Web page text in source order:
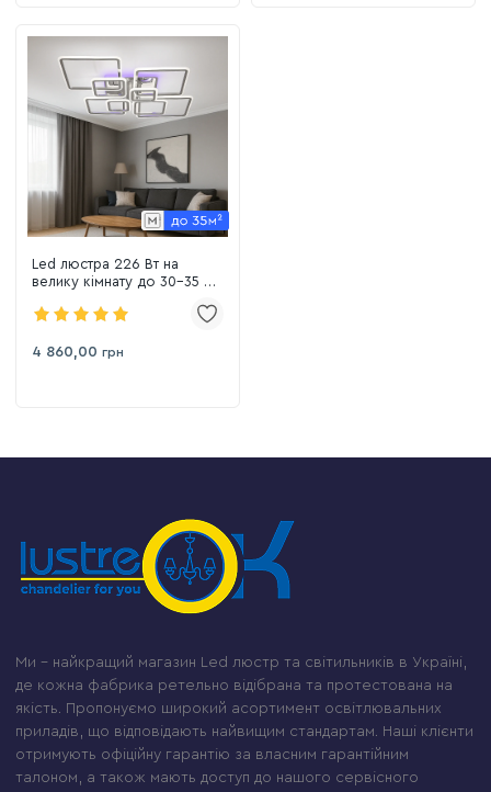
Led люстра 226 Вт на
велику кімнату до 30-35 м²
(1140/8 HR)
4 860,00 грн
Ми – найкращий магазин Led люстр та світильників в Україні,
де кожна фабрика ретельно відібрана та протестована на
якість. Пропонуємо широкий асортимент освітлювальних
приладів, що відповідають найвищим стандартам. Наші клієнти
отримують офіційну гарантію за власним гарантійним
талоном, а також мають доступ до нашого сервісного